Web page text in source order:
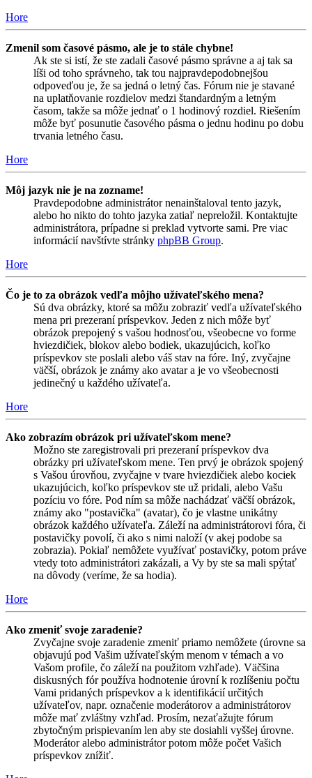
Hore
Zmenil som časové pásmo, ale je to stále chybne!
Ak ste si istí, že ste zadali časové pásmo správne a aj tak sa
líši od toho správneho, tak tou najpravdepodobnejšou
odpoveďou je, že sa jedná o letný čas. Fórum nie je stavané
na uplatňovanie rozdielov medzi štandardným a letným
časom, takže sa môže jednať o 1 hodinový rozdiel. Riešením
môže byť posunutie časového pásma o jednu hodinu po dobu
trvania letného času.
Hore
Môj jazyk nie je na zozname!
Pravdepodobne administrátor nenainštaloval tento jazyk,
alebo ho nikto do tohto jazyka zatiaľ nepreložil. Kontaktujte
administrátora, prípadne si preklad vytvorte sami. Pre viac
informácií navštívte stránky phpBB Group.
Hore
Čo je to za obrázok vedľa môjho užívateľského mena?
Sú dva obrázky, ktoré sa môžu zobraziť vedľa užívateľského
mena pri prezeraní príspevkov. Jeden z nich môže byť
obrázok prepojený s vašou hodnosťou, všeobecne vo forme
hviezdičiek, blokov alebo bodiek, ukazujúcich, koľko
príspevkov ste poslali alebo váš stav na fóre. Iný, zvyčajne
väčší, obrázok je známy ako avatar a je vo všeobecnosti
jedinečný u každého užívateľa.
Hore
Ako zobrazím obrázok pri užívateľskom mene?
Možno ste zaregistrovali pri prezeraní príspevkov dva
obrázky pri užívateľskom mene. Ten prvý je obrázok spojený
s Vašou úrovňou, zvyčajne v tvare hviezdičiek alebo kociek
ukazujúcich, koľko príspevkov ste už pridali, alebo Vašu
pozíciu vo fóre. Pod ním sa môže nachádzať väčší obrázok,
známy ako "postavička" (avatar), čo je vlastne unikátny
obrázok každého užívateľa. Záleží na administrátorovi fóra, či
postavičky povolí, či ako s nimi naloží (v akej podobe sa
zobrazia). Pokiaľ nemôžete využívať postavičky, potom práve
vtedy toto administrátori zakázali, a Vy by ste sa mali spýtať
na dôvody (veríme, že sa hodia).
Hore
Ako zmeniť svoje zaradenie?
Zvyčajne svoje zaradenie zmeniť priamo nemôžete (úrovne sa
objavujú pod Vašim užívateľským menom v témach a vo
Vašom profile, čo záleží na použitom vzhľade). Väčšina
diskusných fór používa hodnotenie úrovní k rozlíšeniu počtu
Vami pridaných príspevkov a k identifikácií určitých
užívateľov, napr. označenie moderátorov a administrátorov
môže mať zvláštny vzhľad. Prosím, nezaťažujte fórum
zbytočným prispievaním len aby ste dosiahli vyššej úrovne.
Moderátor alebo administrátor potom môže počet Vašich
príspevkov znížiť.